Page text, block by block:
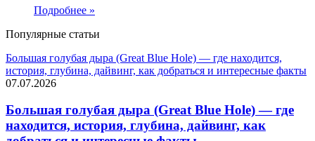
Подробнее »
Популярные статьи
Большая голубая дыра (Great Blue Hole) — где находится,
история, глубина, дайвинг, как добраться и интересные факты
07.07.2026
Большая голубая дыра (Great Blue Hole) — где
находится, история, глубина, дайвинг, как